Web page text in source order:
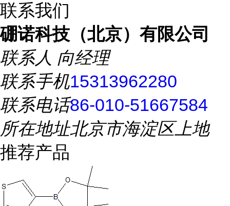
联系我们
硼诺科技（北京）有限公司
联系人 向经理
联系手机15313962280
联系电话86-010-51667584
所在地址北京市海淀区上地
推荐产品